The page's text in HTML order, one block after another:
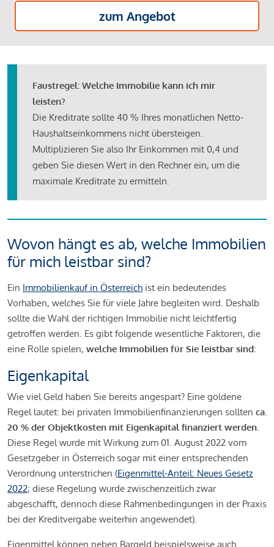
zum Angebot
Faustregel: Welche Immobilie kann ich mir
leisten?
Die Kreditrate sollte 40 % Ihres monatlichen Netto-
Haushaltseinkommens nicht übersteigen.
Multiplizieren Sie also Ihr Einkommen mit 0,4 und
geben Sie diesen Wert in den Rechner ein, um die
maximale Kreditrate zu ermitteln.
Wovon hängt es ab, welche Immobilien
für mich leistbar sind?
Ein Immobilienkauf in Österreich ist ein bedeutendes
Vorhaben, welches Sie für viele Jahre begleiten wird. Deshalb
sollte die Wahl der richtigen Immobilie nicht leichtfertig
getroffen werden. Es gibt folgende wesentliche Faktoren, die
eine Rolle spielen, welche Immobilien für Sie leistbar sind:
Eigenkapital
Wie viel Geld haben Sie bereits angespart? Eine goldene
Regel lautet: bei privaten Immobilienfinanzierungen sollten ca.
20 % der Objektkosten mit Eigenkapital finanziert werden.
Diese Regel wurde mit Wirkung zum 01. August 2022 vom
Gesetzgeber in Österreich sogar mit einer entsprechenden
Verordnung unterstrichen (Eigenmittel-Anteil: Neues Gesetz
2022; diese Regelung wurde zwischenzeitlich zwar
abgeschafft, dennoch diese Rahmenbedingungen in der Praxis
bei der Kreditvergabe weiterhin angewendet).
Eigenmittel können neben Bargeld beispielsweise auch